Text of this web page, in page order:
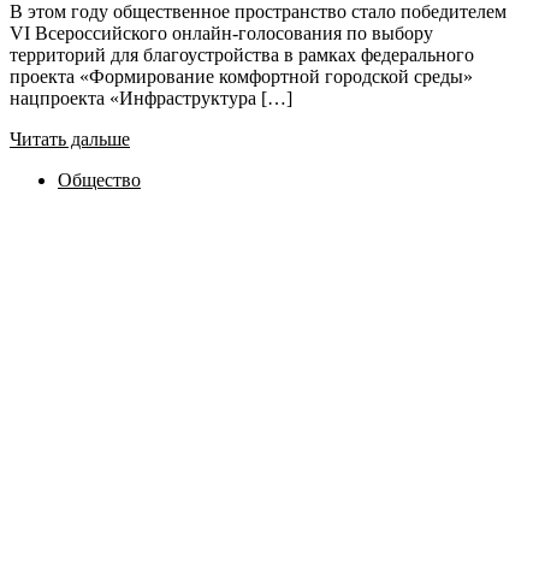
В этом году общественное пространство стало победителем
VI Всероссийского онлайн-голосования по выбору
территорий для благоустройства в рамках федерального
проекта «Формирование комфортной городской среды»
нацпроекта «Инфраструктура […]
Читать дальше
Общество